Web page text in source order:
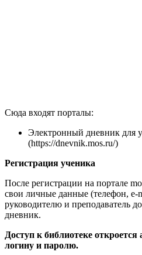
Сюда входят порталы:
Электронный дневник для
(https://dnevnik.mos.ru/)
Регистрация ученика
После регистрации на портале
свои личные данные (телефон, e-
руководителю и преподаватель
дневник.
Доступ к библиотеке
логину и паролю.